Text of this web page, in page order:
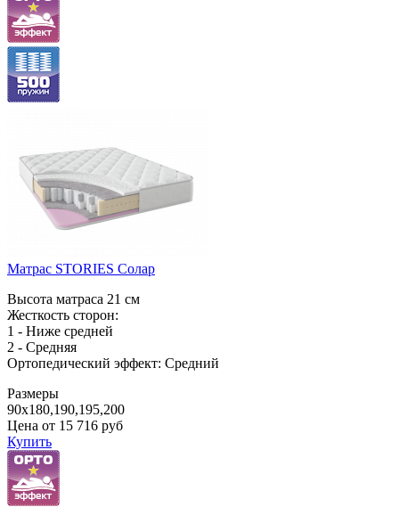
Матрас STORIES Солар
Высота матраса 21 см
Жесткость сторон:
1 - Ниже средней
2 - Средняя
Ортопедический эффект: Средний
Размеры
90x180,190,195,200
Цена от 15 716 руб
Купить